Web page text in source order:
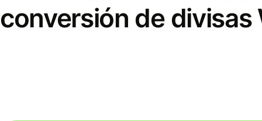
conversión de divisas